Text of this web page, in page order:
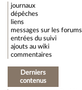
journaux
dépêches
liens
messages sur les forums
entrées du suivi
ajouts au wiki
commentaires
Derniers
contenus